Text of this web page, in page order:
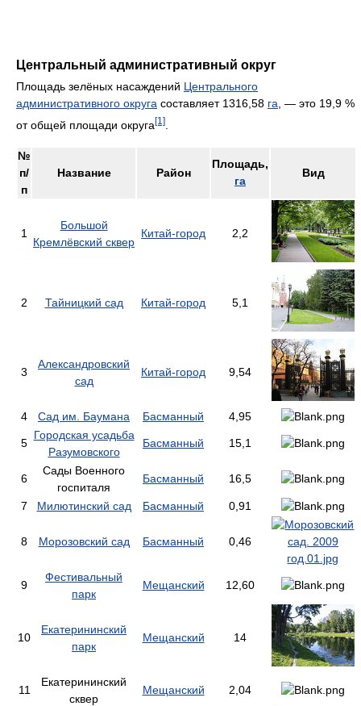
Центральный административный округ
Площадь зелёных насаждений Центрального
административного округа составляет 1316,58 га , — это 19,9 %
от общей площади округа[1]
№
п/
п
Название Район
Площадь,
га
Вид
1
Большой
Кремлёвский сквер
Китай-город 2,2
2 Тайницкий сад Китай-город 5,1
3
Александровский
сад
Китай-город 9,54
4 Сад им. Баумана Басманный 4,95
5
Городская усадьба
Разумовского
Басманный 15,1
6
Сады Военного
госпиталя
Басманный 16,5
7 Милютинский сад Басманный 0,91
8 Морозовский сад Басманный 0,46
9
Фестивальный
парк
Мещанский 12,60
10
Екатерининский
парк
Мещанский 14
11
Екатерининский
сквер
Мещанский 2,04